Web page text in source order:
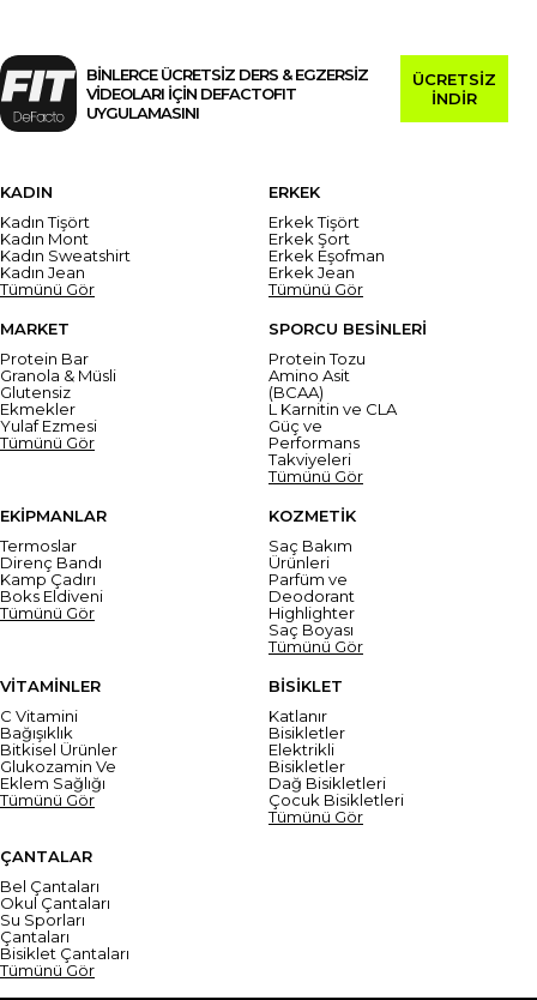
BİNLERCE ÜCRETSİZ DERS & EGZERSİZ
VİDEOLARI İÇİN DEFACTOFIT
UYGULAMASINI
ÜCRETSİZ
İNDİR
KADIN
Kadın Tişört
Kadın Mont
Kadın Sweatshirt
Kadın Jean
Tümünü Gör
ERKEK
Erkek Tişört
Erkek Şort
Erkek Eşofman
Erkek Jean
Tümünü Gör
MARKET
Protein Bar
Granola & Müsli
Glutensiz
Ekmekler
Yulaf Ezmesi
Tümünü Gör
SPORCU BESİNLERİ
Protein Tozu
Amino Asit
(BCAA)
L Karnitin ve CLA
Güç ve
Performans
Takviyeleri
Tümünü Gör
EKİPMANLAR
Termoslar
Direnç Bandı
Kamp Çadırı
Boks Eldiveni
Tümünü Gör
KOZMETİK
Saç Bakım
Ürünleri
Parfüm ve
Deodorant
Highlighter
Saç Boyası
Tümünü Gör
VİTAMİNLER
C Vitamini
Bağışıklık
Bitkisel Ürünler
Glukozamin Ve
Eklem Sağlığı
Tümünü Gör
BİSİKLET
Katlanır
Bisikletler
Elektrikli
Bisikletler
Dağ Bisikletleri
Çocuk Bisikletleri
Tümünü Gör
ÇANTALAR
Bel Çantaları
Okul Çantaları
Su Sporları
Çantaları
Bisiklet Çantaları
Tümünü Gör